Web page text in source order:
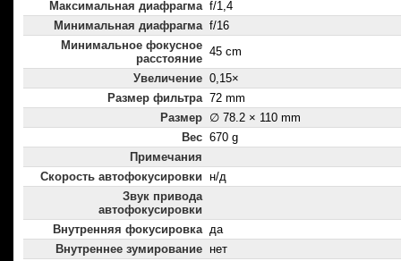
Максимальная диафрагма f/1,4
Минимальная диафрагма f/16
Минимальное фокусное
расстояние
45 cm
Увеличение 0,15×
Размер фильтра 72 mm
Размер ∅ 78.2 × 110 mm
Вес 670 g
Примечания
Скорость автофокусировки н/д
Звук привода
автофокусировки
Внутренняя фокусировка да
Внутреннее зумирование нет